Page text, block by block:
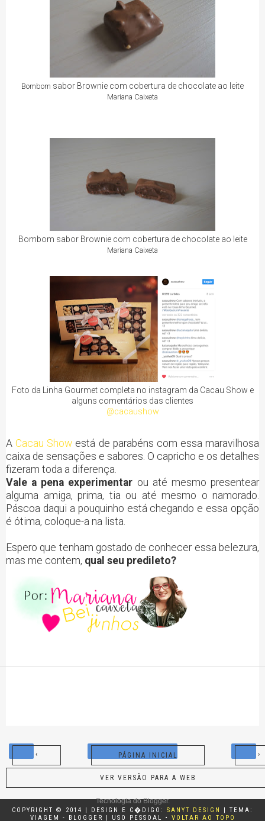
Bombom sabor Brownie com cobertura de chocolate ao leite
Mariana Caixeta
Bombom sabor Brownie com cobertura de chocolate ao leite
Mariana Caixeta
Foto da Linha Gourmet completa no instagram da Cacau Show e
alguns comentários das clientes
@cacaushow
ACacau Show está de parabéns com essa maravilhosa
caixa de sensações e sabores. O capricho e os detalhes
fizeram toda a diferença.
Vale a pena experimentar ou até mesmo presentear
alguma amiga, prima, tia ou até mesmo o namorado.
Páscoa daqui a pouquinho está chegando e essa opção
é ótima, coloque-a na lista.
Espero que tenham gostado de conhecer essa belezura,
mas me contem, qual seu predileto?
‹ ›
PÁGINA INICIAL
VER VERSÃO PARA A WEB
Tecnologia doBlogger.
COPYRIGHT © 2014 | DESIGN E C�DIGO: SANYT DESIGN
| TEMA:
VIAGEM - BLOGGER | USO PESSOAL • VOLTAR AO TOPO